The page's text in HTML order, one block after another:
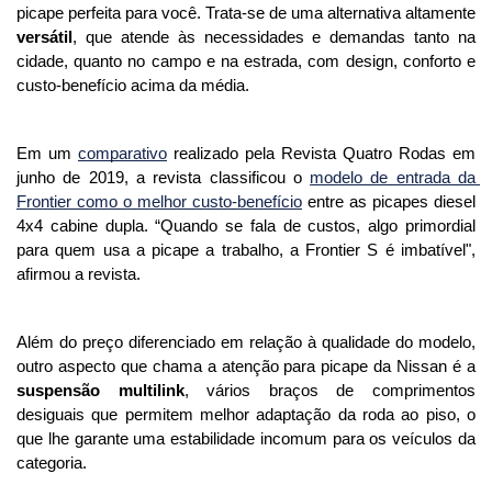
versátil , que atende às necessidades e demandas tanto na
cidade, quanto no campo e na estrada, com design, conforto e
custo-benefício acima da média.
Em um comparativo realizado pela Revista Quatro Rodas em
junho de 2019, a revista classificou o modelo de entrada da
Frontier como o melhor custo-benefício entre as picapes diesel
4x4 cabine dupla. “Quando se fala de custos, algo primordial
para quem usa a picape a trabalho, a Frontier S é imbatível",
afirmou a revista.
Além do preço diferenciado em relação à qualidade do modelo,
suspensão multilink, vários braços de comprimentos
desiguais que permitem melhor adaptação da roda ao piso, o
que lhe garante uma estabilidade incomum para os veículos da
categoria.